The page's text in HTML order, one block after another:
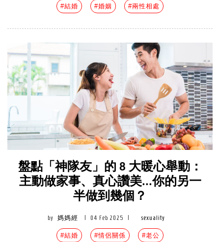
#結婚 #婚姻 #兩性相處
盤點「神隊友」的 8 大暖心舉動：
主動做家事、真心讚美...你的另一
半做到幾個？
by 媽媽經 04 Feb 2025 sexuality
#結婚 #情侶關係 #老公